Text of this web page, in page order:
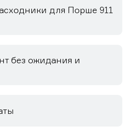
для Порше 911
без ожидания и